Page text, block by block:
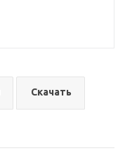
Скачать